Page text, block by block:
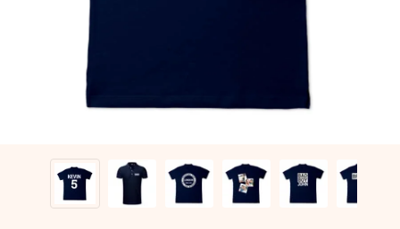
billede af dig eller en besked, der går lige i hendes hjerte.
Intet besvær men udelukkende en masse kærlighed i
øjeblikket.